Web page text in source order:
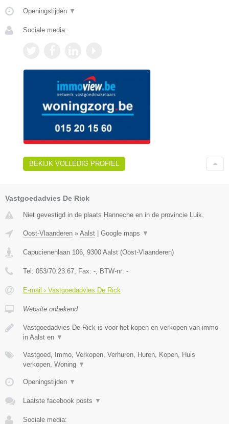
Openingstijden ▼
Sociale media:
BEKIJK VOLLEDIG PROFIEL
Vastgoedadvies De Rick
Niet gevestigd in de plaats Hanneche en in de provincie Luik.
Oost-Vlaanderen » Aalst Google maps ▼
Capucienenlaan 106 9300 Aalst (Oost-Vlaanderen)
Tel: 053/70.23.67 , Fax: - , BTW-nr: -
E-mail › Vastgoedadvies De Rick
Website onbekend
Vastgoedadvies De Rick is voor het kopen en verkopen van immo
in Aalst en ▼
Vastgoed, Immo, Verkopen, Verhuren, Huren, Kopen, Huis
verkopen, Woning ▼
Openingstijden ▼
Laatste facebook posts ▼
Sociale media: